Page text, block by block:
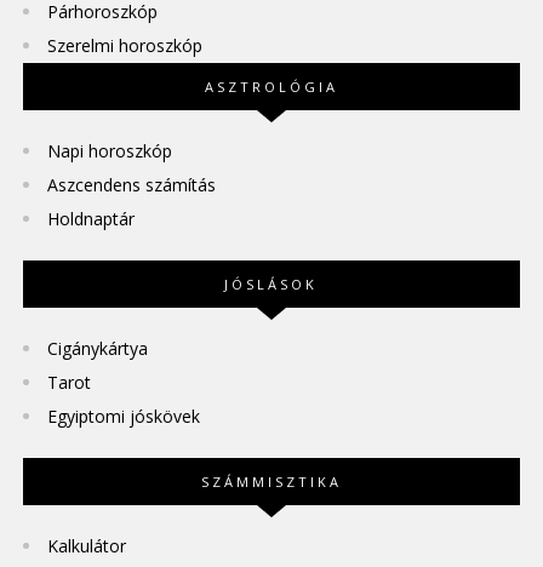
Párhoroszkóp
Szerelmi horoszkóp
ASZTROLÓGIA
Napi horoszkóp
Aszcendens számítás
Holdnaptár
JÓSLÁSOK
Cigánykártya
Tarot
Egyiptomi jóskövek
SZÁMMISZTIKA
Kalkulátor